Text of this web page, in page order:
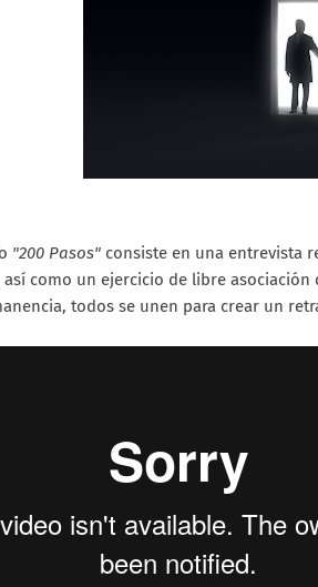
"200 Pasos" consiste en una entrevista
como un ejercicio de libre
todos se unen para crear un